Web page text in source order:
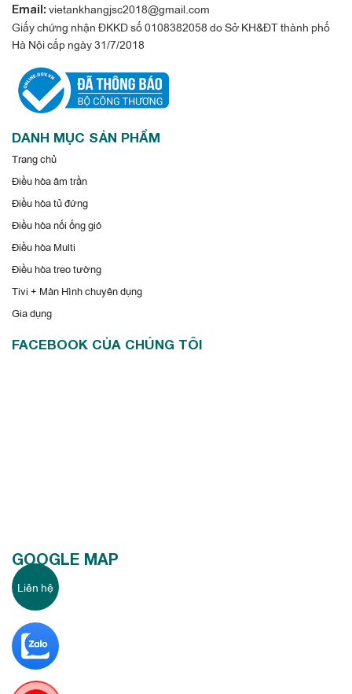
Email: vietankhangjsc2018@gmail.com
Giấy chứng nhận ĐKKD số 0108382058 do Sở KH&ĐT thành phố
Hà Nội cấp ngày 31/7/2018
DANH MỤC SẢN PHẨM
Trang chủ
Điều hòa âm trần
Điều hòa tủ đứng
Điều hòa nối ống gió
Điều hòa Multi
Điều hòa treo tường
Tivi + Màn Hình chuyên dụng
Gia dụng
FACEBOOK CỦA CHÚNG TÔI
GOOGLE MAP
Liên hệ